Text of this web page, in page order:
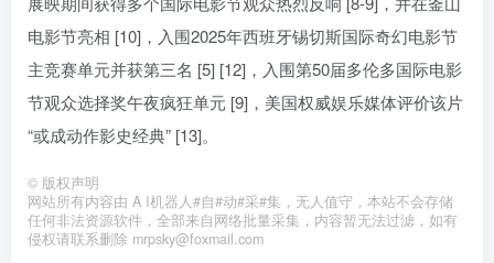
电影节亮相 [10]，入围2025年西班牙锡切斯国际奇幻电影节
主竞赛单元并获第三名 [5] [12]，入围第50届多伦多国际电影
节观众选择奖午夜疯狂单元 [9]，美国权威娱乐媒体评价该片
“或成动作影史经典” [13]。
© 版权声明
网站所有内容由 A I机器人#自#动#采#集，无人值守，本站不会存储
任何非法资源软件，全部来自网络批量采集，内容暂无法过滤，如有
侵权请联系删除 mrpsky@foxmail.com